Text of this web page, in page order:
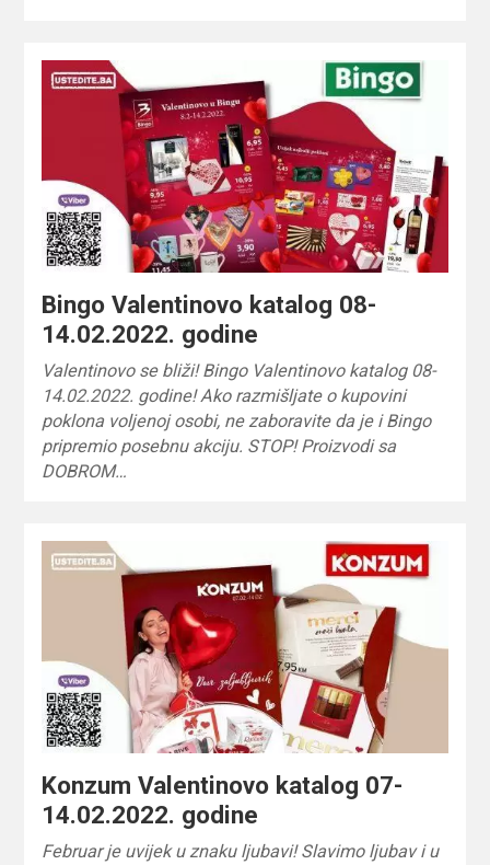
Bingo Valentinovo katalog 08-
14.02.2022. godine
Valentinovo se bliži! Bingo Valentinovo katalog 08-
14.02.2022. godine! Ako razmišljate o kupovini
poklona voljenoj osobi, ne zaboravite da je i Bingo
pripremio posebnu akciju. STOP! Proizvodi sa
DOBROM…
Konzum Valentinovo katalog 07-
14.02.2022. godine
Februar je uvijek u znaku ljubavi! Slavimo ljubav i u